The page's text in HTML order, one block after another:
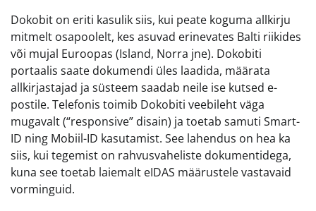
Dokobit on eriti kasulik siis, kui peate koguma allkirju
mitmelt osapoolelt, kes asuvad erinevates Balti riikides
või mujal Euroopas (Island, Norra jne). Dokobiti
portaalis saate dokumendi üles laadida, määrata
allkirjastajad ja süsteem saadab neile ise kutsed e-
postile. Telefonis toimib Dokobiti veebileht väga
mugavalt (“responsive” disain) ja toetab samuti Smart-
ID ning Mobiil-ID kasutamist. See lahendus on hea ka
siis, kui tegemist on rahvusvaheliste dokumentidega,
kuna see toetab laiemalt eIDAS määrustele vastavaid
vorminguid.